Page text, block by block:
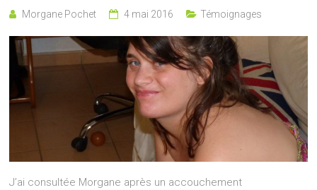
Morgane Pochet 4 mai 2016 Témoignages
J’ai consultée Morgane après un accouchement